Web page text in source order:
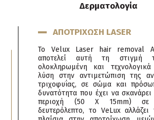
Δερματολογία
ΑΠΟΤΡΙΧΩΣΗ LASER
Το Velux Laser hair removal
αποτελεί αυτή τη στιγμή
ολοκληρωμένη και τεχνολογικά
λύση στην αντιμετώπιση της
τριχοφυΐας, σε σώμα και
δυνατότητα που έχει να
περιοχή (50 Χ 15mm)
δευτερόλεπτο, το VeLux αλλάζει